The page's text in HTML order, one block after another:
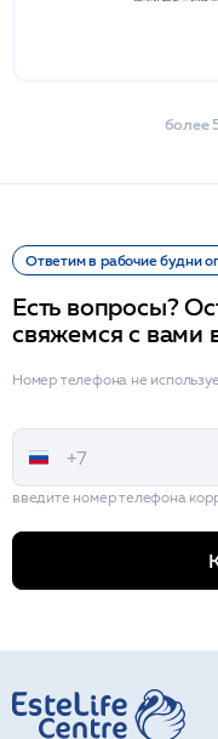
более
Ответим в рабочие будни
Есть вопросы?
свяжемся с вами
Номер телефона не
введите номер телефона